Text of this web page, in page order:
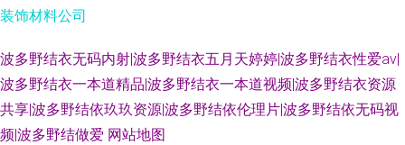
装饰材料公司
波多野结衣无码内射|波多野结衣五月天婷婷|波多野结衣性爱av|
波多野结衣一本道精品|波多野结衣一本道视频|波多野结衣资源
共享|波多野结依玖玖资源|波多野结依伦理片|波多野结依无码视
频|波多野结做爱 网站地图